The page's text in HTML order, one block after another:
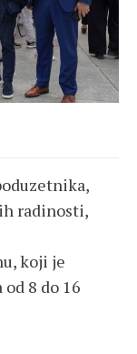
radinosti,
koji je
od 8 do 16